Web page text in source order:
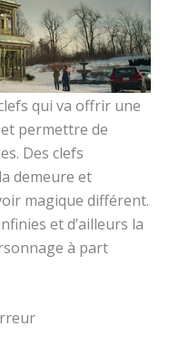
qui va offrir une
permettre de
Des clefs
demeure et
magique différent.
et d’ailleurs la
à part